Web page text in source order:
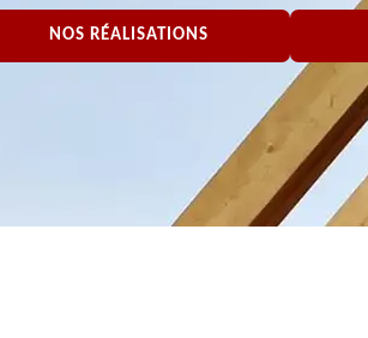
NOS RÉALISATIONS